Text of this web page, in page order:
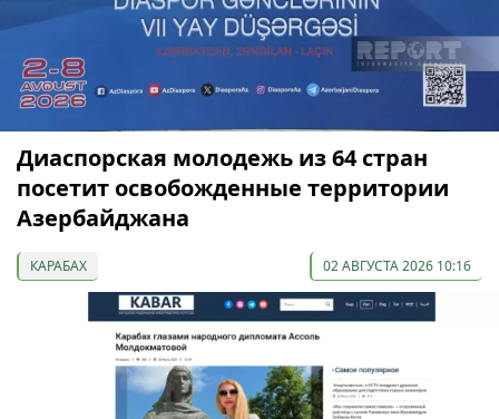
Диаспорская молодежь из 64 стран
посетит освобожденные территории
Азербайджана
КАРАБАХ 02 АВГУСТА 2026 10:16